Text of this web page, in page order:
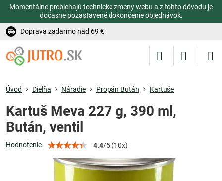
Momentálne prebiehajú technické zmeny webu a z tohto dôvodu je
dočasne pozastavené dokončenie objednávok.
Doprava zadarmo nad 69 €
Úvod Dielňa Náradie Propán Bután Kartuše
Kartuš Meva 227 g, 390 ml,
Bután, ventil
Hodnotenie 4.4/5 (10x)